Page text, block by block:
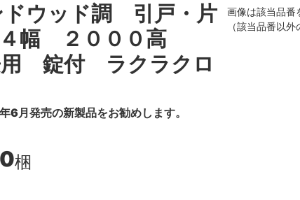
ウッド調 引戸・片
幅 ２０００高
用 錠付 ラクラクロ
6月発売の新製品をお勧めします。
梱
画像は該当品番
（該当品番以